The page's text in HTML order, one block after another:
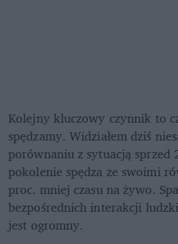
Kolejny kluczowy czynnik to
spędzamy. Widziałem dziś
porównaniu z sytuacją sprzed
pokolenie spędza ze swoimi
proc. mniej czasu na żywo.
bezpośrednich interakcji
jest ogromny.